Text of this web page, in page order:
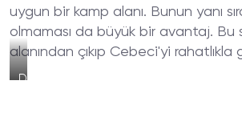
uygun bir kamp alanı. Bunun yanı
olmaması da büyük bir avantaj. Bu
alanından çıkıp Cebeci'yi rahatlıkla
Doğa